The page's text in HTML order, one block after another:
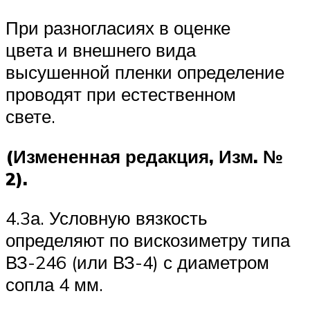
При разногласиях в оценке
цвета и внешнего вида
высушенной пленки определение
проводят при естественном
свете.
(Измененная редакция, Изм. №
2).
4.3а. Условную вязкость
определяют по вискозиметру типа
ВЗ-246 (или ВЗ-4) с диаметром
сопла 4 мм.